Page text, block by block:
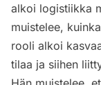
alkoi logistiikka
muistelee,
rooli alkoi
tilaa ja siihen